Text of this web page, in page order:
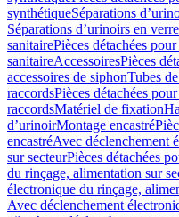
synthétiqueSéparations
Séparations d’urinoirs en verre
sanitairePièces détachées
sanitaireAccessoiresPièces
accessoires de siphonTubes
raccordsPièces détachées
raccordsMatériel de fixation
dʼurinoirMontage encastré
encastréAvec déclenchement
sur secteurPièces détachées
du rinçage, alimentation sur
électronique du rinçage,
Avec déclenchement